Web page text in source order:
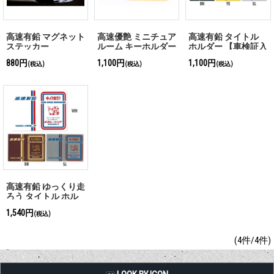
高速有鉛 マグネット
ステッカー
880円 (税込)
高速優艶 ミニチュア
ルーム キーホルダー
1,100円 (税込)
高速有鉛 タイトル
ホルダー 【車検証入
1,100円 (税込)
高速有鉛 ゆっくり走
ろう タイトル ホル
検証入れ】
1,540円 (税込)
(4件/4件)